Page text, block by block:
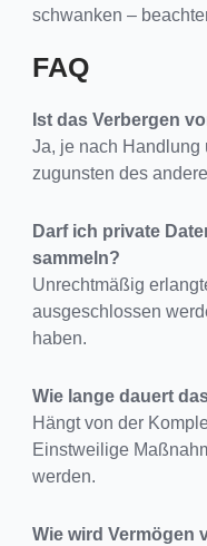
schwanken –
FAQ
Ist das Verbergen
Ja, je nach Handlung
zugunsten des
Darf ich private
sammeln?
Unrechtmäßig
ausgeschlossen
haben.
Wie lange dauert
Hängt von der
Einstweilige
werden.
Wie wird Vermögen